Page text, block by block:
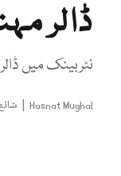
ڈالر
نٹربینک میں ڈالر7 پیسےمہنگا ہو کر 287روپے26 پیسوں کی سطح پربند ہوا ہے۔
Hasnat Mughal
|